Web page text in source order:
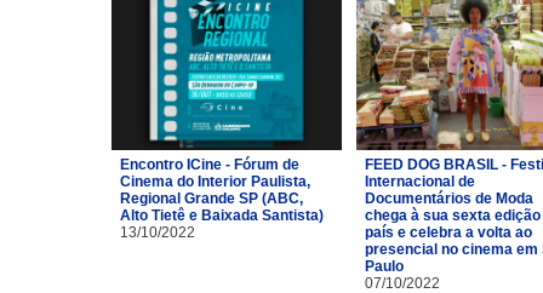
Encontro ICine - Fórum de
Cinema do Interior Paulista,
Regional Grande SP (ABC,
Alto Tietê e Baixada Santista)
13/10/2022
FEED DOG BRASIL -
Internacional de
Documentários de Moda
chega à sua sexta edição
país e celebra a volta ao
presencial no cinema em
Paulo
07/10/2022